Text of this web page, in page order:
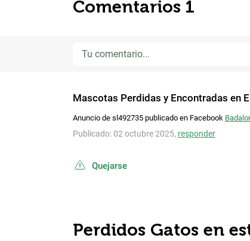
Comentarios 1
Mascotas Perdidas y Encontradas en
Anuncio de sl492735 publicado en Facebook
Publicado: 02 octubre 2025, responder
Quejarse
Perdidos Gatos en